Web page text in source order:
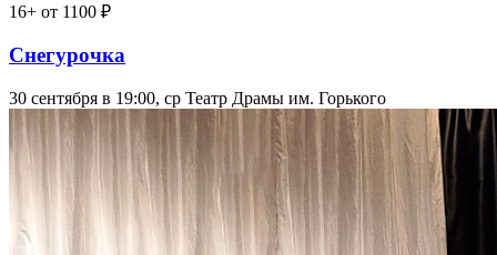
16+ от 1100 ₽
Снегурочка
30 сентября в 19:00, ср Театр Драмы им. Горького